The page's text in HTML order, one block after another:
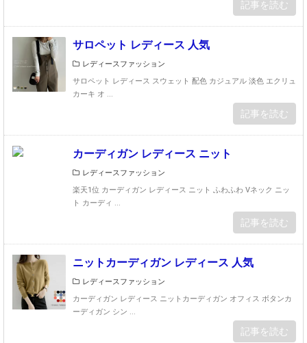
記事を読む
サロペット レディース 人気
レディースファッション
サロペット レディース スウェット 配色 カジュアル 淡色 エクリュ
カーキ オ ...
記事を読む
カーディガン レディース ニット
レディースファッション
楽天1位 カーディガン レディース ニット ふわふわ Vネック ニッ
ト カーディ ...
記事を読む
ニットカーディガン レディース 人気
レディースファッション
カーディガン レディース ニットカーディガン オフィス ボタンカ
ーディガン シン ...
記事を読む